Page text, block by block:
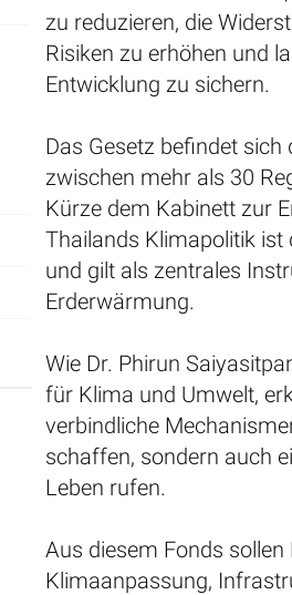
zu reduzieren, die
Risiken zu erhöhen und
Entwicklung zu sichern.
Das Gesetz befindet
zwischen mehr als 30
Kürze dem Kabinett zur
Thailands Klimapolitik ist
und gilt als zentrales
Erderwärmung.
Wie Dr. Phirun
für Klima und Umwelt,
verbindliche
schaffen, sondern auch
Leben rufen.
Aus diesem Fonds
Klimaanpassung,